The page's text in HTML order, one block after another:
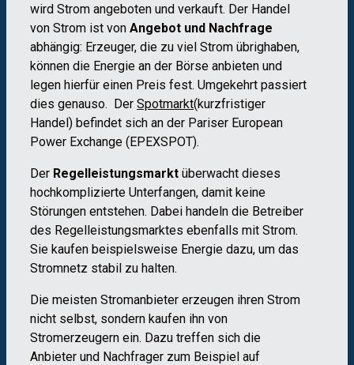
wird Strom angeboten und verkauft. Der Handel
von Strom ist von Angebot und Nachfrage
abhängig: Erzeuger, die zu viel Strom übrighaben,
können die Energie an der Börse anbieten und
legen hierfür einen Preis fest. Umgekehrt passiert
dies genauso. Der Spotmarkt(kurzfristiger
Handel) befindet sich an der Pariser European
Power Exchange (EPEXSPOT).
Der Regelleistungsmarkt überwacht dieses
hochkomplizierte Unterfangen, damit keine
Störungen entstehen. Dabei handeln die Betreiber
des Regelleistungsmarktes ebenfalls mit Strom.
Sie kaufen beispielsweise Energie dazu, um das
Stromnetz stabil zu halten.
Die meisten Stromanbieter erzeugen ihren Strom
nicht selbst, sondern kaufen ihn von
Stromerzeugern ein. Dazu treffen sich die
Anbieter und Nachfrager zum Beispiel auf